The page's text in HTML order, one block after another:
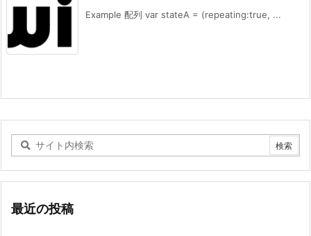
Example 配列 var stateA = (repeating:true, ...
最近の投稿